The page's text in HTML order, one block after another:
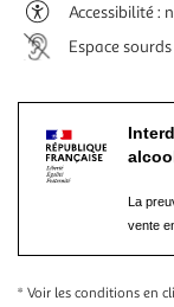
Accessibilité :
Espace
La
vente
* Voir les conditions en